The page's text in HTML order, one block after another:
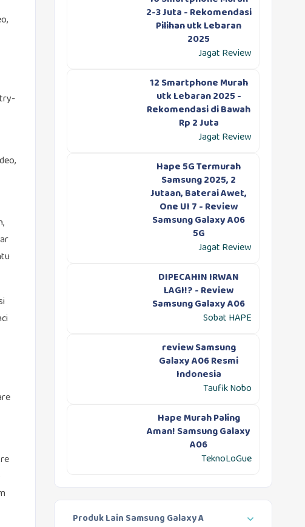
2-3 Juta - Rekomendasi
Pilihan utk Lebaran
2025
Jagat Review
12 Smartphone Murah
utk Lebaran 2025 -
Rekomendasi di Bawah
Rp 2 Juta
Jagat Review
Hape 5G Termurah
Samsung 2025, 2
Jutaan, Baterai Awet,
One UI 7 - Review
Samsung Galaxy A06
5G
Jagat Review
DIPECAHIN IRWAN
LAGI!? - Review
Samsung Galaxy A06
Sobat HAPE
review Samsung
Galaxy A06 Resmi
Indonesia
Taufik Nobo
Hape Murah Paling
Aman! Samsung Galaxy
A06
TeknoLoGue
Produk Lain Samsung Galaxy A